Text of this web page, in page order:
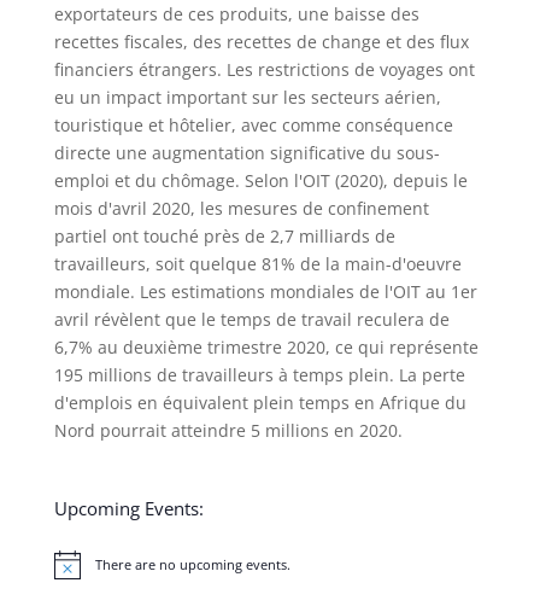
exportateurs de ces produits, une baisse des
recettes fiscales, des recettes de change et des flux
financiers étrangers. Les restrictions de voyages ont
eu un impact important sur les secteurs aérien,
touristique et hôtelier, avec comme conséquence
directe une augmentation significative du sous-
emploi et du chômage. Selon l'OIT (2020), depuis le
mois d'avril 2020, les mesures de confinement
partiel ont touché près de 2,7 milliards de
travailleurs, soit quelque 81% de la main-d'oeuvre
mondiale. Les estimations mondiales de l'OIT au 1er
avril révèlent que le temps de travail reculera de
6,7% au deuxième trimestre 2020, ce qui représente
195 millions de travailleurs à temps plein. La perte
d'emplois en équivalent plein temps en Afrique du
Nord pourrait atteindre 5 millions en 2020.
Upcoming Events:
Notice There are no upcoming events.